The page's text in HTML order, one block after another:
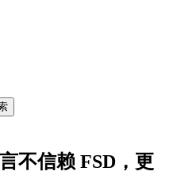
不信赖 FSD，更